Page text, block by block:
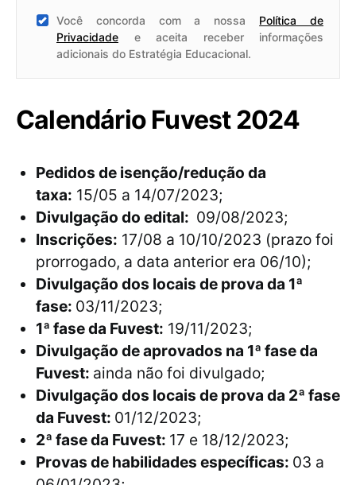
Você concorda com a nossa Política de
Privacidade e aceita receber informações
adicionais do Estratégia Educacional.
Calendário Fuvest 2024
Pedidos de isenção/redução da
taxa: 15/05 a 14/07/2023;
Divulgação do edital: 09/08/2023;
Inscrições: 17/08 a 10/10/2023 (prazo foi
prorrogado, a data anterior era 06/10);
Divulgação dos locais de prova da 1ª
fase: 03/11/2023;
1ª fase da Fuvest: 19/11/2023;
Divulgação de aprovados na 1ª fase da
Fuvest: ainda não foi divulgado;
Divulgação dos locais de prova da 2ª fase
da Fuvest: 01/12/2023;
2ª fase da Fuvest: 17 e 18/12/2023;
Provas de habilidades específicas: 03 a